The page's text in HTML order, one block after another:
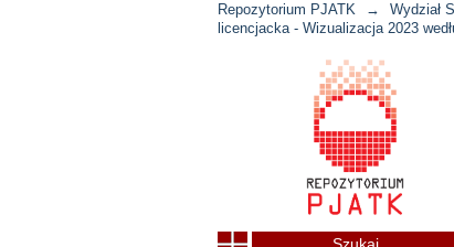
Repozytorium PJATK → Wydział
licencjacka - Wizualizacja 2023